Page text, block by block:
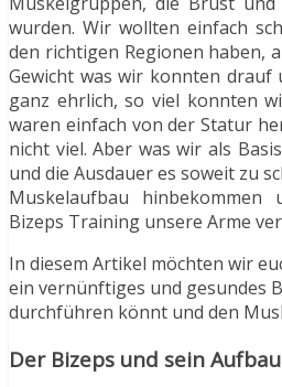
wurden. Wir wollten einfach
den richtigen Regionen haben,
Gewicht was wir konnten drauf
ganz ehrlich, so viel konnten
waren einfach von der Statur
nicht viel. Aber was wir als
und die Ausdauer es soweit zu
Muskelaufbau
Bizeps Training unsere Arme
In diesem Artikel möchten wir
ein vernünftiges und gesundes
durchführen könnt und den
Der Bizeps und sein Aufbau